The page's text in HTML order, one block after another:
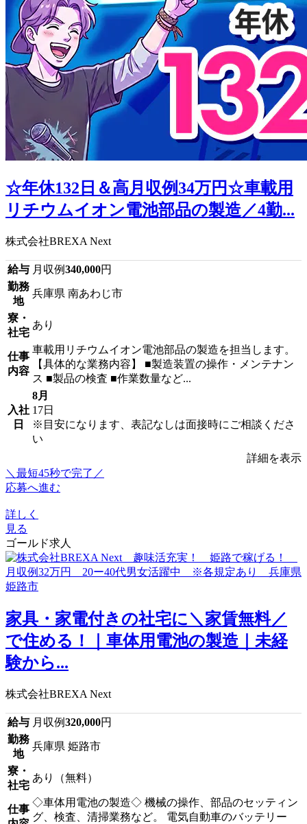
☆年休132日＆高月収例34万円☆車載用
リチウムイオン電池部品の製造／4勤...
株式会社BREXA Next
給与 月収例340,000円
勤務
地
兵庫県 南あわじ市
寮・
社宅
あり
仕事
内容
車載用リチウムイオン電池部品の製造を担当します。
【具体的な業務内容】 ■製造装置の操作・メンテナン
ス ■製品の検査 ■作業数量など...
入社
日
8月
17日
※目安になります、表記なしは面接時にご相談くださ
い
詳細を表示
＼最短45秒で完了／
応募へ進む
詳しく
見る
ゴールド求人
家具・家電付きの社宅に＼家賃無料／
で住める！｜車体用電池の製造｜未経
験から...
株式会社BREXA Next
給与 月収例320,000円
勤務
地
兵庫県 姫路市
寮・
社宅
あり（無料）
仕事
◇車体用電池の製造◇ 機械の操作、部品のセッティン
グ、検査、清掃業務など。 電気自動車のバッテリー